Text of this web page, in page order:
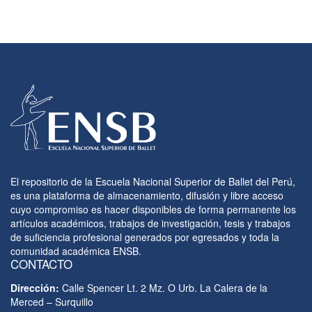
El repositorio de la Escuela Nacional Superior de Ballet del Perú,
es una plataforma de almacenamiento, difusión y libre acceso
cuyo compromiso es hacer disponibles de forma permanente los
artículos académicos, trabajos de investigación, tesis y trabajos
de suficiencia profesional generados por egresados y toda la
comunidad académica ENSB.
CONTACTO
Dirección: Calle Spencer Lt. 2 Mz. O Urb. La Calera de la
Merced – Surquillo